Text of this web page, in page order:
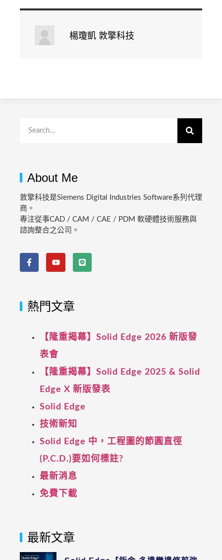
楊瓊凱 敦擎科技
About Me
敦擎科技是Siemens Digital Industries Software系列代理
商。
專注從事CAD / CAM / CAE / PDM 軟硬體技術服務與
諮詢整合之公司。
熱門文章
【隆重揭幕】Solid Edge 2026 新版發
表會
【隆重揭幕】Solid Edge 2025 & Solid
Edge X 新版發表
Solid Edge
技術新知
Solid Edge 中，工程圖的節圓直徑
(P.C.D.)要如何標註?
最新消息
免費下載
最新文章